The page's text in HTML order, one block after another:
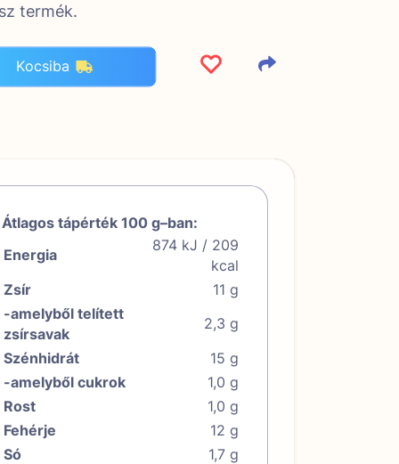
termék.
Kocsiba
Átlagos tápérték 100 g–ban:
Energia
874 kJ / 209
kcal
Zsír
11 g
-amelyből telített
zsírsavak
2,3 g
Szénhidrát
15 g
-amelyből cukrok
1,0 g
Rost
1,0 g
Fehérje
12 g
Só
1,7 g